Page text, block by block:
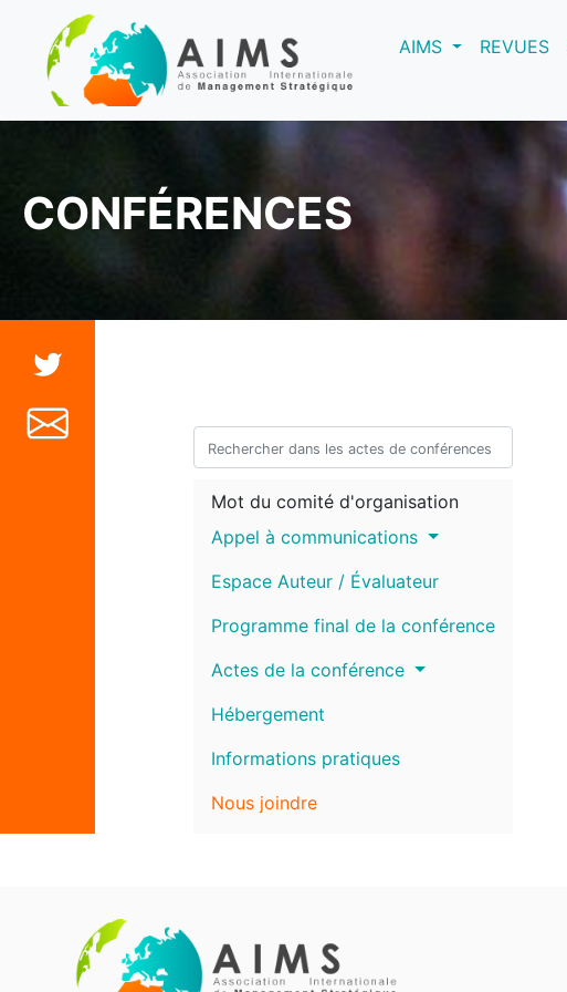
AIMS(current)REVUES
CONFÉRENCES
Mot du comité d'organisation
Appel à communications
Espace Auteur / Évaluateur
Programme final de la conférence
Actes de la conférence
Hébergement
Informations pratiques
Nous joindre